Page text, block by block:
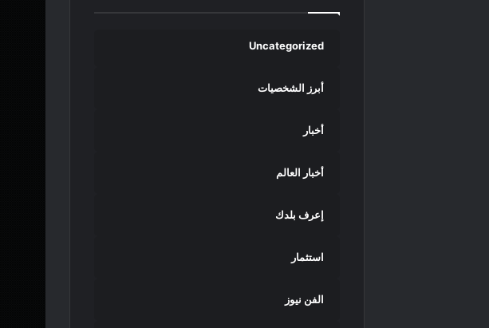
Uncategorized
أبرز الشخصيات
أخبار
أخبار العالم
إعرف بلدك
استثمار
الفن نيوز